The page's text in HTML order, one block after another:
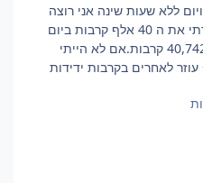
ללא שעות שינה אני רוצה
להכריז סוף סוף עברתי את ה 40 אלף קרבות ביום
והגעתי לטופ 4 עם 40,742 קרבות.אם לא הייתי
דקות + עוזר לאחרים בקרבות ידידות
את החיים, אבל אם אתם כבר